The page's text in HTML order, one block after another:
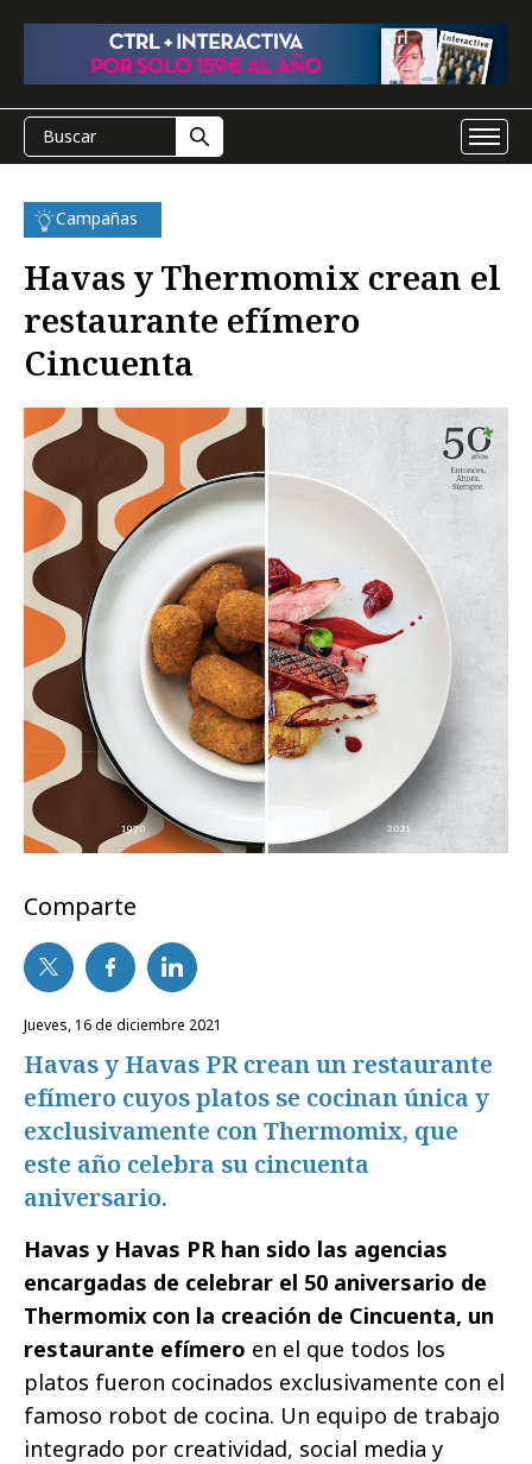
Campañas
Havas y Thermomix crean el
restaurante efímero
Cincuenta
Comparte
jueves, 16 de diciembre 2021
Havas y Havas PR crean un restaurante
efímero cuyos platos se cocinan única y
exclusivamente con Thermomix, que
este año celebra su cincuenta
aniversario.
Havas y Havas PR han sido las agencias
encargadas de celebrar el 50 aniversario de
Thermomix con la creación de Cincuenta, un
restaurante efímero en el que todos los
platos fueron cocinados exclusivamente con el
famoso robot de cocina. Un equipo de trabajo
integrado por creatividad, social media y